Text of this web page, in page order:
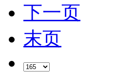
下一页
末页